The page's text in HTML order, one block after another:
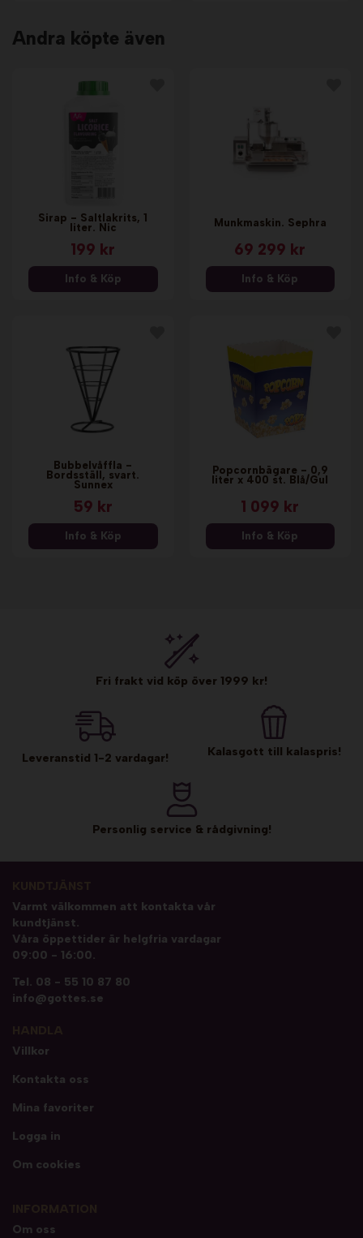
Andra köpte även
Sirap - Saltlakrits, 1
liter. Nic
199 kr
Info & Köp
Munkmaskin. Sephra
69 299 kr
Info & Köp
Bubbelvåffla -
Bordsställ, svart.
Sunnex
59 kr
Info & Köp
Popcornbägare - 0,9
liter x 400 st. Blå/Gul
1 099 kr
Info & Köp
Fri frakt vid köp över 1999 kr!
Leveranstid 1-2 vardagar! Kalasgott till kalaspris!
Personlig service & rådgivning!
Varmt välkommen att kontakta vår
kundtjänst.
Våra öppettider är helgfria vardagar
09:00 - 16:00.
Tel. 08 - 55 10 87 80
info@gottes.se
Villkor
Kontakta oss
Mina favoriter
Logga in
Om cookies
Om oss